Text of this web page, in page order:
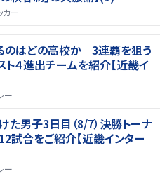
カー
のはどの高校か 3連覇を狙う
４進出チームを紹介【近畿イ
ー
た男子3日目（8/7）決勝トーナ
試合をご紹介【近畿インター
ー